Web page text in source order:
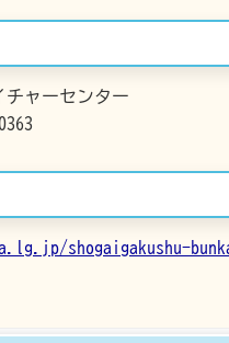
ャーセンター
shogaigakushu-